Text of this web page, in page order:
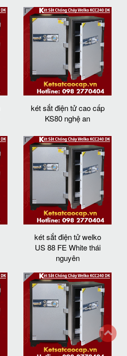
két sắt điện tử cao cấp
KS80 nghệ an
két sắt điện tử welko
US 88 FE White thái
nguyên